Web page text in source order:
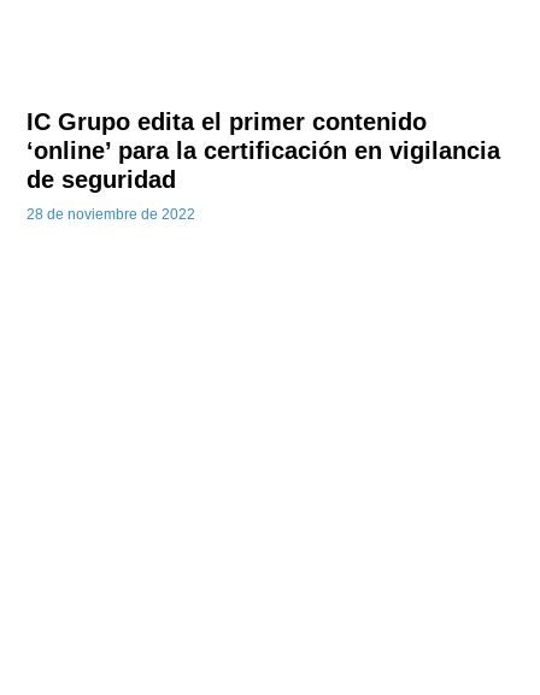
IC Grupo edita el primer contenido
‘online’ para la certificación en vigilancia
de seguridad
28 de noviembre de 2022